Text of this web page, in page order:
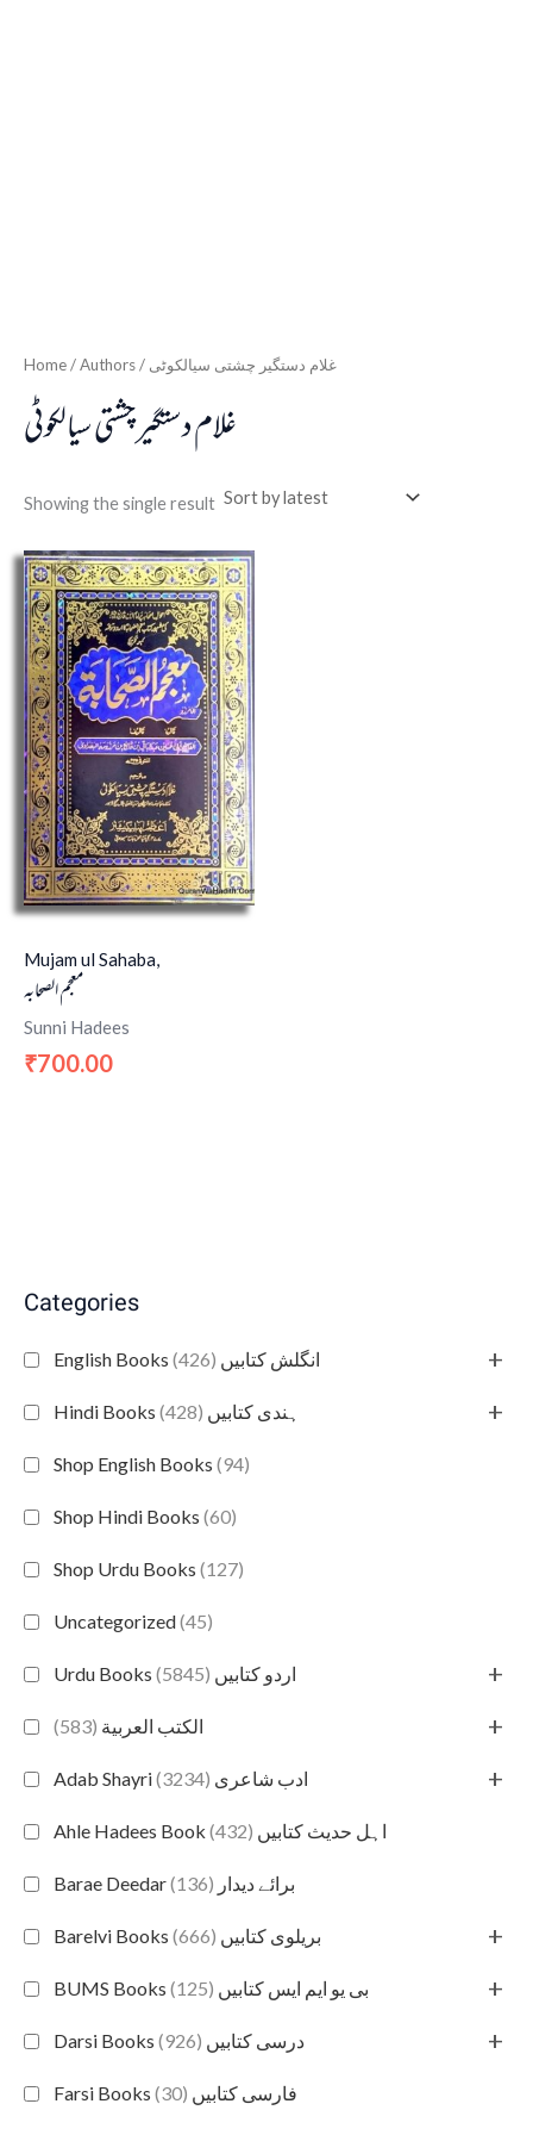
Categories
English Books انگلش کتابیں (426) +
Hindi Books ہندی کتابیں (428) +
Shop English Books (94)
Shop Hindi Books (60)
Shop Urdu Books (127)
Uncategorized(45)
Urdu Books اردو کتابیں (5845) +
الكتب العربية (583) +
Adab Shayri ادب شاعری (3234) +
Ahle Hadees Book اہل حدیث کتابیں (432)
Barae Deedar برائے دیدار (136)
Barelvi Books بریلوی کتابیں (666) +
BUMS Books بی یو ایم ایس کتابیں (125) +
Darsi Books درسی کتابیں (926) +
Farsi Books فارسی کتابیں (30)
Home / Authors / غلام دستگیر چشتی سیالکوٹی
غلام دستگیر چشتی سیالکوٹی
Showing the single result
Mujam ul Sahaba,
معجم الصحابہ
Sunni Hadees
₹700.00